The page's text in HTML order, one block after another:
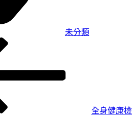
未分類
全身健康檢